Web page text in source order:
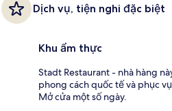
Dịch vụ, tiện nghi đặc biệt
Khu ẩm thực
Stadt Restaurant - nhà hàng
phong cách quốc tế và phục
Mở cửa một số ngày.